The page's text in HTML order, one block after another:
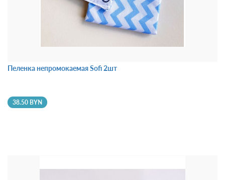
Пеленка непромокаемая Sofi 2шт
38.50 BYN